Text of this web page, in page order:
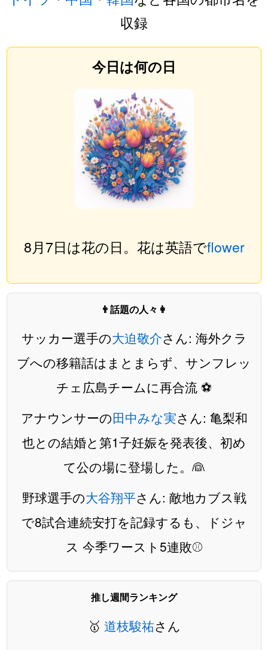
収録
今日は何の日
8月7日は花の日。花は英語でflower
👨話題の人々👩
サッカー選手の大迫敬介さん: 海外クラ
ブへの移籍話はまとまらず、サンフレッ
チェ広島チームに再合流 ⚽️
アナウンサーの田中みな実さん: 亀梨和
也との結婚と第1子妊娠を発表後、初め
て公の場に登場した。👰
野球選手の大谷翔平さん: 敵地カブス戦
で8試合連続安打を記録するも、ドジャ
ス 今季ワースト5連敗⚾️
推し週間ランキング
🥇 道枝駿祐さん